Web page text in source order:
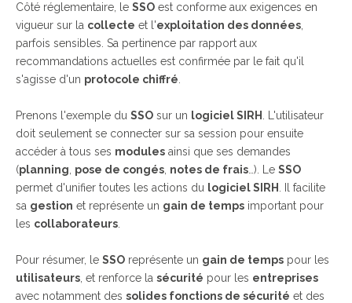
Côté réglementaire, le SSO est conforme aux exigences en
vigueur sur la collecte et l'exploitation des données
parfois sensibles. Sa pertinence par rapport aux
recommandations actuelles est confirmée par le fait qu'il
s'agisse d'un protocole chiffré
Prenons l'exemple du SSO sur un logiciel SIRH
. L'utilisateur
doit seulement se connecter sur sa session pour ensuite
accéder à tous ses modules ainsi que ses demandes
(planning pose de congés notes de frais …). Le SSO
permet d'unifier toutes les actions du logiciel SIRH
. Il facilite
sa gestion et représente un gain de temps important pour
les collaborateurs
Pour résumer, le SSO représente un gain de temps pour les
utilisateurs , et renforce la sécurité pour les entreprises
avec notamment des solides fonctions de sécurité et des